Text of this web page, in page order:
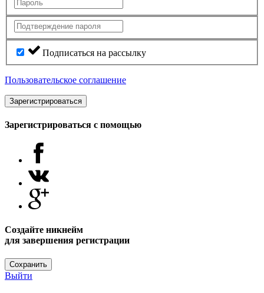
Подписаться на рассылку
Пользовательское соглашение
Зарегистрироваться
Зарегистрироваться с помощью
Создайте никнейм
для завершения регистрации
Сохранить
Выйти